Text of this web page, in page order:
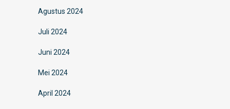
Agustus 2024
Juli 2024
Juni 2024
Mei 2024
April 2024